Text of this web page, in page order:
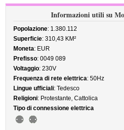
Informazioni utili su
Popolazione: 1.380.112
Superficie: 310,43 KM²
Moneta: EUR
Prefisso: 0049 089
Voltaggio: 230V
Frequenza di rete elettrica: 50Hz
Lingue ufficiali: Tedesco
Religioni: Protestante, Cattolica
Tipo di connessione elettrica